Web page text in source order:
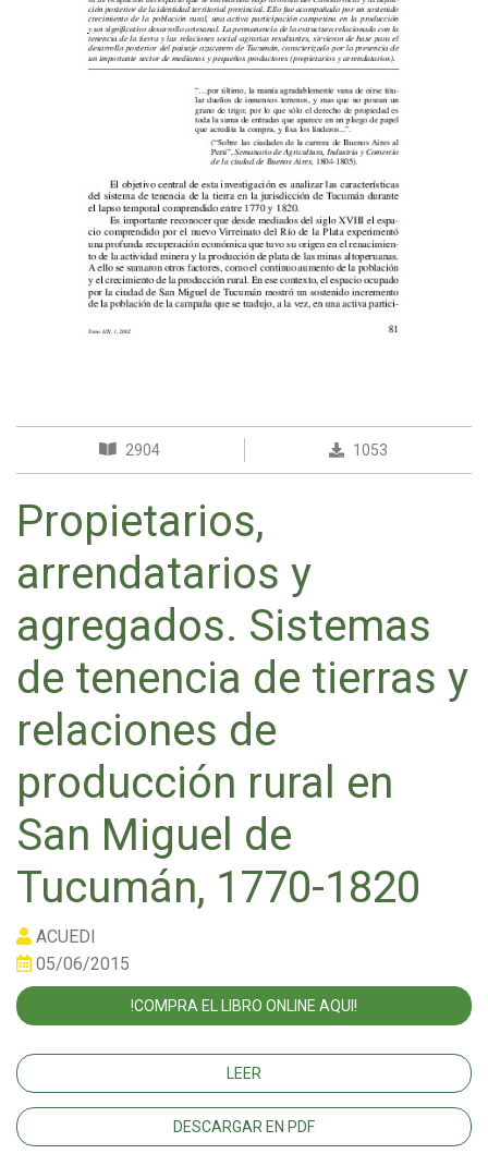
2904 1053
Propietarios,
arrendatarios y
agregados. Sistemas
de tenencia de tierras y
relaciones de
producción rural en
San Miguel de
Tucumán, 1770-1820
ACUEDI
05/06/2015
!COMPRA EL LIBRO ONLINE AQUI!
LEER
DESCARGAR EN PDF